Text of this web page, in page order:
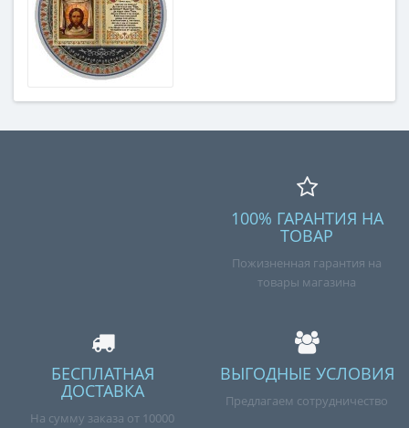
100% ГАРАНТИЯ НА
ТОВАР
Пожизненная гарантия на
товары магазина
БЕСПЛАТНАЯ
ДОСТАВКА
На сумму заказа от 10000
ВЫГОДНЫЕ УСЛОВИЯ
Предлагаем сотрудничество